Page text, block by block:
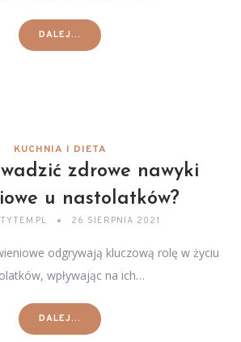
DALEJ...
KUCHNIA I DIETA
zdrowe nawyki
u nastolatków?
26 SIERPNIA 2021
odgrywają kluczową rolę w życiu
wpływając na ich…
DALEJ...